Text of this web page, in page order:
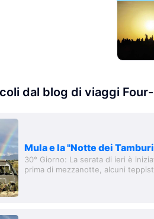
dal blog di viaggi
Mula e la "Notte dei
30° Giorno: La serata di ieri è
prima di mezzanotte, alcuni